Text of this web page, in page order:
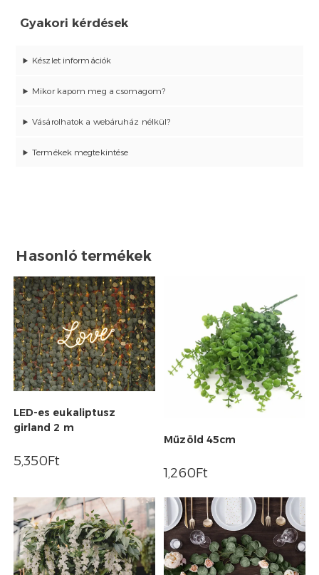
Gyakori kérdések
Készlet információk
Mikor kapom meg a csomagom?
Vásárolhatok a webáruház nélkül?
Termékek megtekintése
Hasonló termékek
LED-es eukaliptusz
girland 2 m
5,350Ft
Műzöld 45cm
1,260Ft